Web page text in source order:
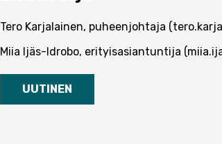
Tero Karjalainen, puheenjohtaja
Miia Ijäs-Idrobo, erityisasiantuntija
UUTINEN